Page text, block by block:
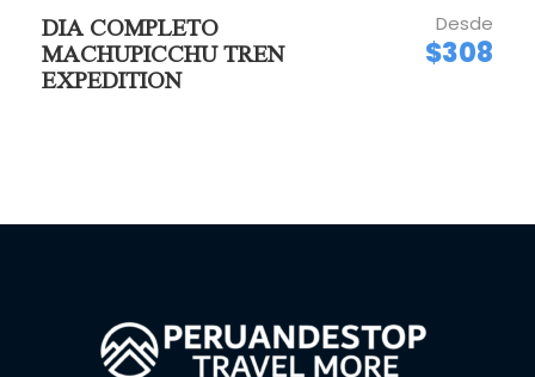
DIA COMPLETO
MACHUPICCHU TREN
EXPEDITION
Desde
$308